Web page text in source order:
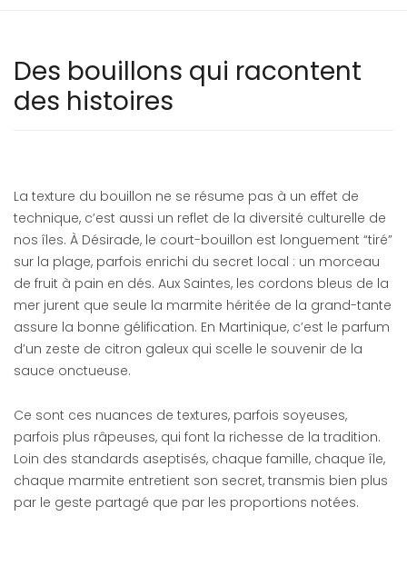
Des bouillons qui racontent
des histoires
La texture du bouillon ne se résume pas à un effet de
technique, c’est aussi un reflet de la diversité culturelle de
nos îles. À Désirade, le court-bouillon est longuement “tiré”
sur la plage, parfois enrichi du secret local : un morceau
de fruit à pain en dés. Aux Saintes, les cordons bleus de la
mer jurent que seule la marmite héritée de la grand-tante
assure la bonne gélification. En Martinique, c’est le parfum
d’un zeste de citron galeux qui scelle le souvenir de la
sauce onctueuse.
Ce sont ces nuances de textures, parfois soyeuses,
parfois plus râpeuses, qui font la richesse de la tradition.
Loin des standards aseptisés, chaque famille, chaque île,
chaque marmite entretient son secret, transmis bien plus
par le geste partagé que par les proportions notées.